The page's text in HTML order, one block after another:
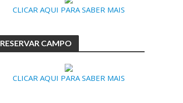
CLICAR AQUI PARA SABER MAIS
RESERVAR CAMPO
CLICAR AQUI PARA SABER MAIS